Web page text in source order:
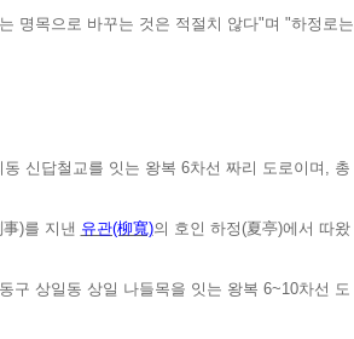
명목으로 바꾸는 것은 적절치 않다"며 "하정로는
신답철교를 잇는 왕복 6차선 짜리 도로이며, 총
)를 지낸 유관(柳寬)의 호인 하정(夏亭)에서 따왔
구 상일동 상일 나들목을 잇는 왕복 6~10차선 도